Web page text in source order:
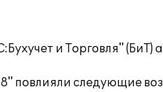
и Торговля" (БиТ)
повлияли следующие